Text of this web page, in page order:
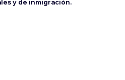
y de inmigración.